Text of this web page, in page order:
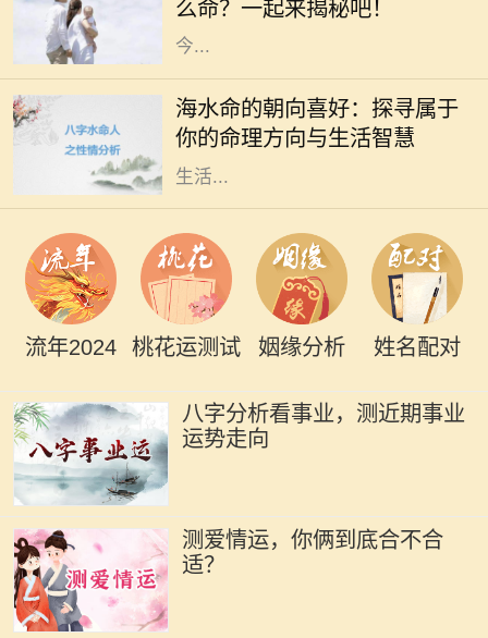
么命？一起来揭秘吧！
点，更是成千上万生命的诞生之年。
今...
海水命的朝向喜好：探寻属于
你的命理方向与生活智慧
在命理学中，海水命是一种受人喜爱
的命格。它代表着依赖变化与流动的
特性，仿佛大海一般，能够包容万
象，适应环境。而海水命的人在选择
生活...
流年2024 桃花运测试 姻缘分析 姓名配对
八字分析看事业，测近期事业
运势走向
测爱情运，你俩到底合不合
适？